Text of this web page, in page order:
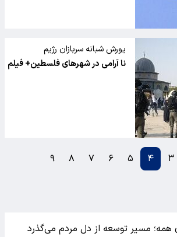
یورش شبانه سربازان رژیم
صهیونیستی، یک شهید و پنج
نا آرامی در شهرهای فلسطین+ فیلم
۳ ۴ ۵ ۶ ۷ ۸ ۹
همه؛ مسیر توسعه از دل مردم می‌گذرد